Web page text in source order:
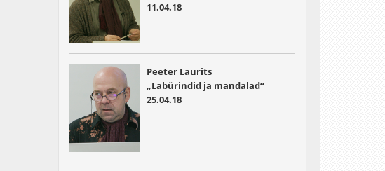
11.04.18
Peeter Laurits
„Labürindid ja mandalad“
25.04.18